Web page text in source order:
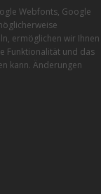
Webfonts, Google
ermöglichen wir Ihnen
Funktionalität und das
kann. Änderungen